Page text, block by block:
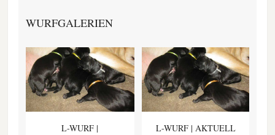
WURFGALERIEN
L-WURF |
L-WURF | AKTUELL